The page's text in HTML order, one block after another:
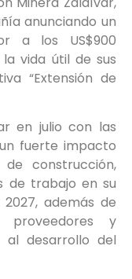
anunciando un
a los US$900
vida útil de sus
“Extensión de
en julio con las
fuerte impacto
construcción,
de trabajo en su
además de
proveedores y
al desarrollo del